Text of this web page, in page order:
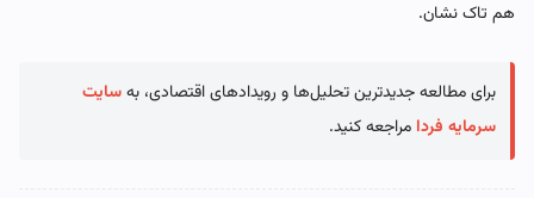
هم تاک نشان.
برای مطالعه جدیدترین تحلیل‌ها و رویدادهای اقتصادی، بهسایت
سرمایه فردا مراجعه کنید.